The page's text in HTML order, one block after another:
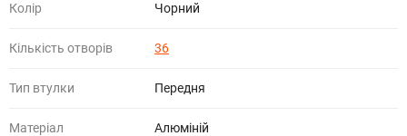
Колір Чорний
Кількість отворів 36
Тип втулки Передня
Матеріал Алюміній